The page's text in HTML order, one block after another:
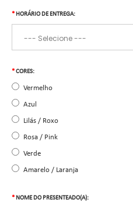
HORÁRIO DE ENTREGA:
CORES:
Vermelho
Azul
Lilás / Roxo
Rosa / Pink
Verde
Amarelo / Laranja
NOME DO PRESENTEADO(A):